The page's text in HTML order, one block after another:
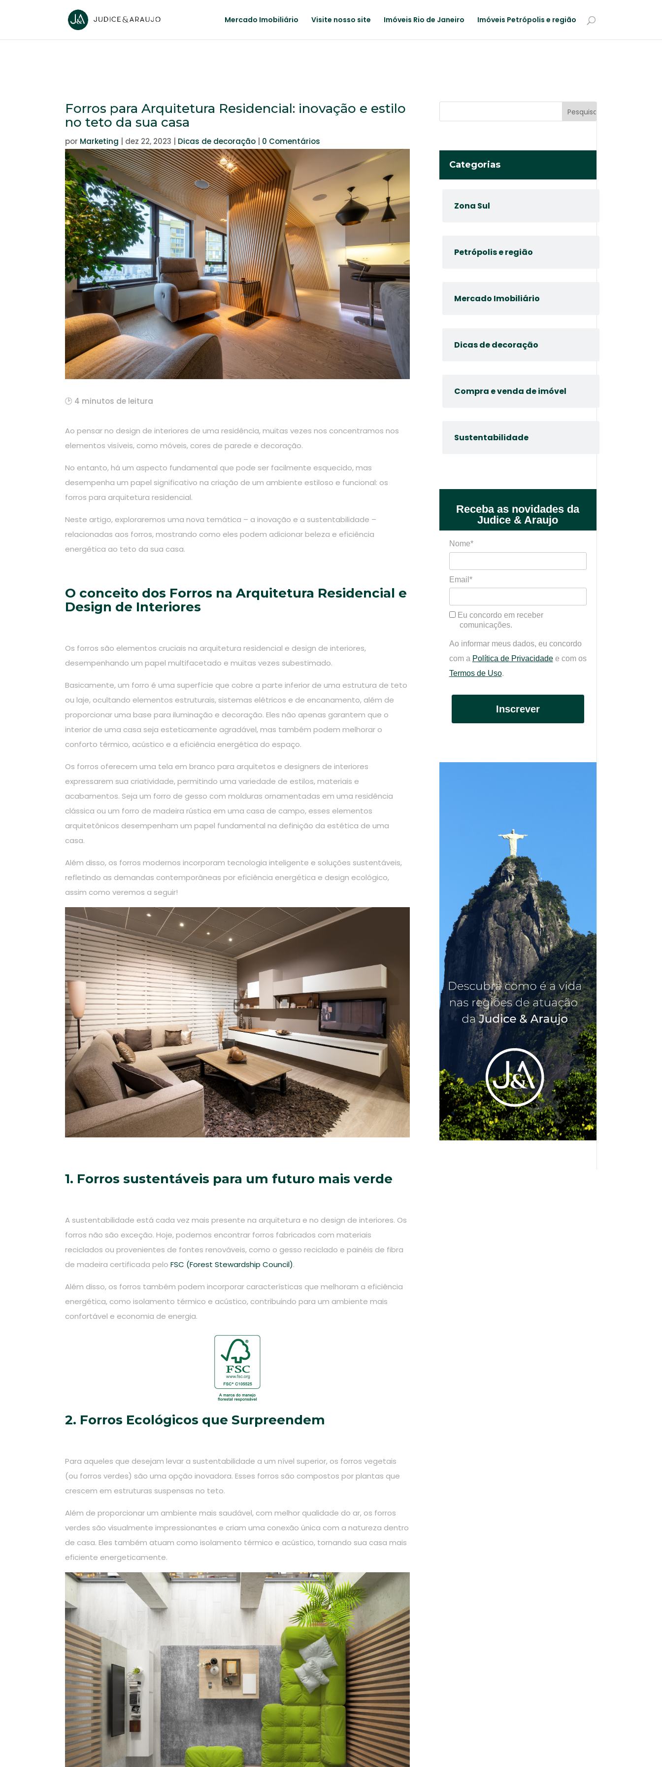
Mercado Imobiliário Visite nosso site Imóveis Rio de Janeiro Imóveis Petrópolis e região
Forros para Arquitetura Residencial: inovação e estilo
no teto da sua casa
por Marketing dez 22, 2023 Dicas de decoração 0 Comentários
🕑 4 minutos de leitura
Ao pensar no design de interiores de uma residência, muitas vezes nos concentramos nos
elementos visíveis, como móveis, cores de parede e decoração.
No entanto, há um aspecto fundamental que pode ser facilmente esquecido, mas
desempenha um papel significativo na criação de um ambiente estiloso e funcional: os
forros para arquitetura residencial.
Neste artigo, exploraremos uma nova temática – a inovação e a sustentabilidade –
relacionadas aos forros, mostrando como eles podem adicionar beleza e eficiência
energética ao teto da sua casa.
O conceito dos Forros na Arquitetura Residencial e
Design de Interiores
Os forros são elementos cruciais na arquitetura residencial e design de interiores,
desempenhando um papel multifacetado e muitas vezes subestimado.
Basicamente, um forro é uma superfície que cobre a parte inferior de uma estrutura de teto
ou laje, ocultando elementos estruturais, sistemas elétricos e de encanamento, além de
proporcionar uma base para iluminação e decoração. Eles não apenas garantem que o
interior de uma casa seja esteticamente agradável, mas também podem melhorar o
conforto térmico, acústico e a eficiência energética do espaço.
Os forros oferecem uma tela em branco para arquitetos e designers de interiores
expressarem sua criatividade, permitindo uma variedade de estilos, materiais e
acabamentos. Seja um forro de gesso com molduras ornamentadas em uma residência
clássica ou um forro de madeira rústica em uma casa de campo, esses elementos
arquitetônicos desempenham um papel fundamental na definição da estética de uma
casa.
Além disso, os forros modernos incorporam tecnologia inteligente e soluções sustentáveis,
refletindo as demandas contemporâneas por eficiência energética e design ecológico,
assim como veremos a seguir!
1. Forros sustentáveis para um futuro mais verde
A sustentabilidade está cada vez mais presente na arquitetura e no design de interiores. Os
forros não são exceção. Hoje, podemos encontrar forros fabricados com materiais
reciclados ou provenientes de fontes renováveis, como o gesso reciclado e painéis de fibra
de madeira certificada pelo FSC (Forest Stewardship Council).
Além disso, os forros também podem incorporar características que melhoram a eficiência
energética, como isolamento térmico e acústico, contribuindo para um ambiente mais
confortável e economia de energia.
2. Forros Ecológicos que Surpreendem
Para aqueles que desejam levar a sustentabilidade a um nível superior, os forros vegetais
(ou forros verdes) são uma opção inovadora. Esses forros são compostos por plantas que
crescem em estruturas suspensas no teto.
Além de proporcionar um ambiente mais saudável, com melhor qualidade do ar, os forros
verdes são visualmente impressionantes e criam uma conexão única com a natureza dentro
de casa. Eles também atuam como isolamento térmico e acústico, tornando sua casa mais
eficiente energeticamente.
Categorias
Zona Sul
Petrópolis e região
Mercado Imobiliário
Dicas de decoração
Compra e venda de imóvel
Sustentabilidade
Receba as novidades da
Judice & Araujo
Nome*
Email*
Eu concordo em receber
comunicações.
Ao informar meus dados, eu concordo
com a Política de Privacidadee com os
Termos de Uso.
Inscrever